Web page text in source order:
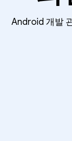
Android 개발